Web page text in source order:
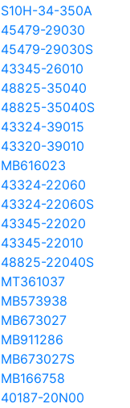
34-350A
29030
29030S
26010
35040
35040S
39015
39010
22060
22060S
22020
22010
22040S
20N00